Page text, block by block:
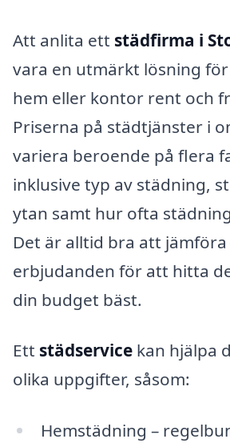
Att anlita ett städfirma i
vara en utmärkt lösning
hem eller kontor rent och
Priserna på städtjänster i
variera beroende på flera
inklusive typ av städning,
ytan samt hur ofta
Det är alltid bra att jämföra
erbjudanden för att hitta
din budget bäst.
Ett städservice kan hjälpa
olika uppgifter, såsom:
Hemstädning –